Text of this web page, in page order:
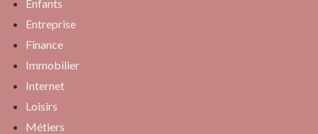
Enfants
Entreprise
Finance
Immobilier
Internet
Loisirs
Métiers